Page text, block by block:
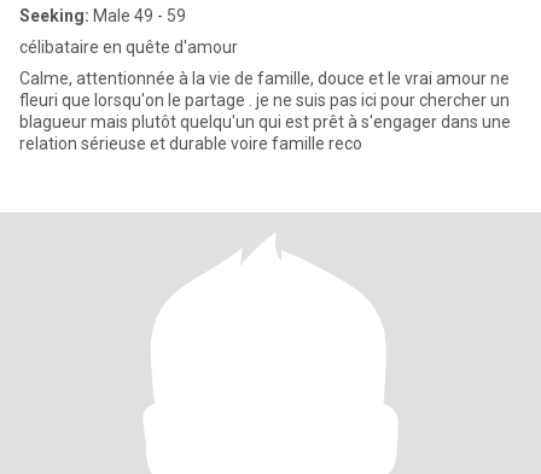
Seeking: Male 49 - 59
célibataire en quête d'amour
Calme, attentionnée à la vie de famille, douce et le vrai amour ne
fleuri que lorsqu'on le partage . je ne suis pas ici pour chercher un
blagueur mais plutôt quelqu'un qui est prêt à s'engager dans une
relation sérieuse et durable voire famille reco